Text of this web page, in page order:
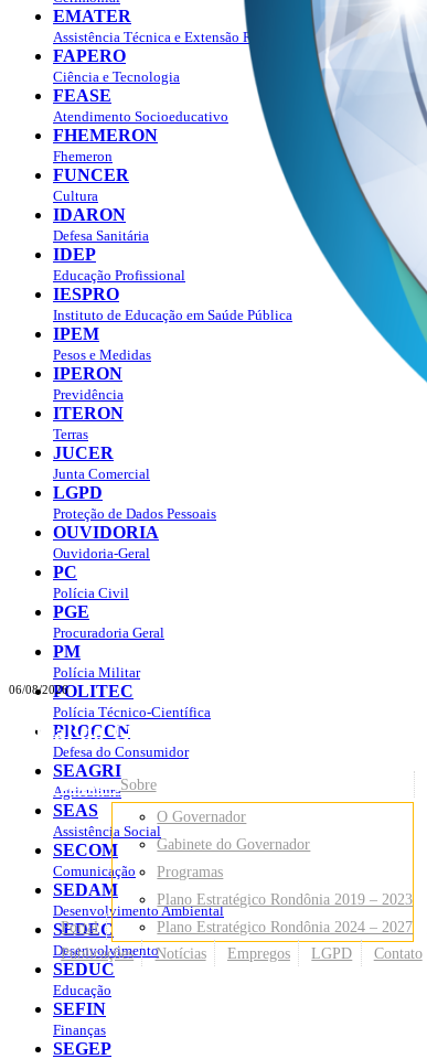
06/08/2026
Portal do Governo do
Governode Rondônia
Portal
Sobre
O Governador
Gabinete do Governador
Programas
Plano Estratégico Rondônia 2019 – 2023
Plano Estratégico Rondônia 2024 – 2027
Publicações
Notícias Empregos LGPD Contato
EMATER
Assistência Técnica e Extensão Rural
FAPERO
Ciência e Tecnologia
FEASE
Atendimento Socioeducativo
FHEMERON
Fhemeron
FUNCER
Cultura
IDARON
Defesa Sanitária
IDEP
Educação Profissional
IESPRO
Instituto de Educação em Saúde Pública
IPEM
Pesos e Medidas
IPERON
Previdência
ITERON
Terras
JUCER
Junta Comercial
LGPD
Proteção de Dados Pessoais
OUVIDORIA
Ouvidoria-Geral
PC
Polícia Civil
PGE
Procuradoria Geral
PM
Polícia Militar
POLITEC
Polícia Técnico-Científica
PROCON
Defesa do Consumidor
SEAGRI
Agricultura
SEAS
Assistência Social
SECOM
Comunicação
SEDAM
Desenvolvimento Ambiental
SEDEC
Desenvolvimento
SEDUC
Educação
SEFIN
Finanças
SEGEP